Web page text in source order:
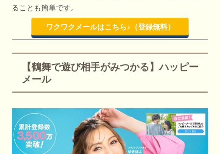
ることも簡単です。
ワクワクメールはこちら♪（登録無料）
【鶴舞で遊び相手がみつかる】ハッピー
メール